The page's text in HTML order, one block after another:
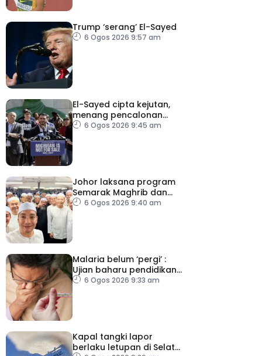
Trump ‘serang’ El-Sayed
6 Ogos 2026 9:57 am
El-Sayed cipta kejutan,
menang pencalonan
Senat AS di Michigan
6 Ogos 2026 9:45 am
Johor laksana program
Semarak Maghrib dan
Isyak perkasa solat
6 Ogos 2026 9:40 am
Malaria belum ‘pergi’ :
Ujian baharu pendidikan
perubatan dan sistem
6 Ogos 2026 9:33 am
Kapal tangki lapor
berlaku letupan di Selat